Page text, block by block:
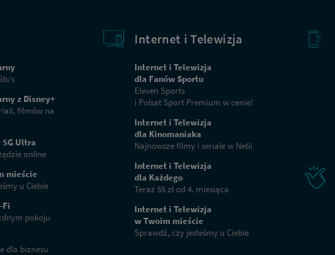
s
z Disney+
filmów na
Ultra
online
mieście
u Ciebie
Fi
pokoju
dla biznesu
Internet i Telewizja
Internet i Telewizja
dla Fanów Sportu
Eleven Sports
i Polsat Sport Premium w cenie!
Internet i Telewizja
dla Kinomaniaka
Najnowsze filmy i seriale w Netii
Internet i Telewizja
dla Każdego
Teraz 55 zł od 4. miesiąca
Internet i Telewizja
w Twoim mieście
Sprawdź, czy jesteśmy u Ciebie